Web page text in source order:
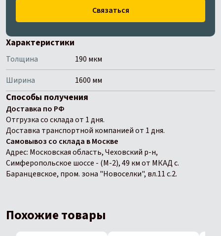
Характеристики
Толщина
190 мкм
Ширина
1600 мм
Способы получения
Доставка по РФ
Отгрузка со склада от 1 дня.
Доставка транспортной компанией от 1 дня.
Самовывоз со склада в Москве
Адрес: Московская область, Чеховский р-н,
Симферопольское шоссе - (М-2), 49 км от МКАД с.
Баранцевское, пром. зона "Новоселки", вл.11 с.2.
Связаться
Похожие товары